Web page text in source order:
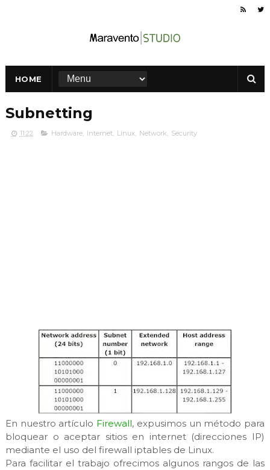
HOME
Subnetting
11:22 Hardware, Internet, Linux, Network, Security
En nuestro artículo Firewall, expusimos un método para
bloquear o aceptar sitios en internet (direcciones IP)
mediante el uso del firewall iptables de Linux.
Para facilitar el trabajo ofrecimos algunos rangos de las